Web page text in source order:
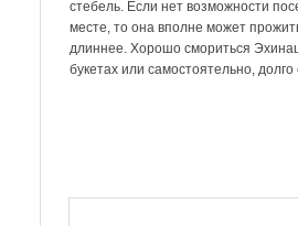
стебель. Если нет возможности
месте, то она вполне может
длиннее. Хорошо смориться
букетах или самостоятельно, долго